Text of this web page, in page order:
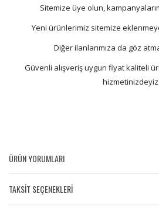
Sitemize üye olun,
Yeni ürünlerimiz sitemize
Diğer ilanlarımıza da göz
Güvenli alışveriş uygun fiyat kaliteli
hizmetinizdeyiz.
ÜRÜN YORUMLARI
TAKSİT SEÇENEKLERİ